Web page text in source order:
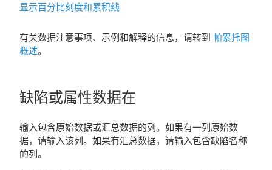
显示百分比刻度和累积线
有关数据注意事项、示例和解释的信息，请转到 帕累托图
概述。
缺陷或属性数据在
输入包含原始数据或汇总数据的列。如果有一列原始数
据，请输入该列。如果有汇总数据，请输入包含缺陷名称
的列。